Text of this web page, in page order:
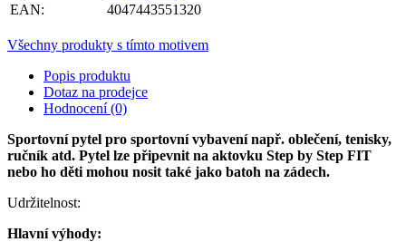
EAN:
4047443551320
Všechny produkty s tímto motivem
Popis produktu
Dotaz na prodejce
Hodnocení (0)
Sportovní pytel pro sportovní vybavení např. oblečení, tenisky,
ručník atd. Pytel lze připevnit na aktovku Step by Step FIT
nebo ho děti mohou nosit také jako batoh na zádech.
Udržitelnost:
Hlavní výhody: